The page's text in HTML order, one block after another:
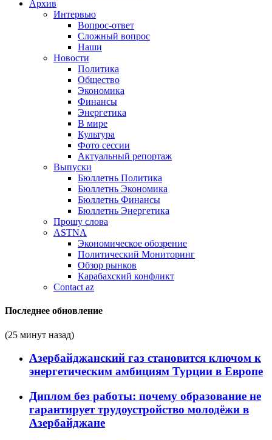
Архив
Интервью
Вопрос-ответ
Сложный вопрос
Наши
Новости
Политика
Общество
Экономика
Финансы
Энергетика
В мире
Культура
Фото сессии
Актуальный репортаж
Выпуски
Бюллетнь Политика
Бюллетнь Экономика
Бюллетнь Финансы
Бюллетнь Энергетика
Прошу слова
ASTNA
Экономическое обозрение
Политический Мониторинг
Обзор рынков
Карабахский конфликт
Contact az
Последнее обновление
(25 минут назад)
Азербайджанский газ становится ключом к
энергетическим амбициям Турции в Европе
Диплом без работы: почему образование не
гарантирует трудоустройство молодёжи в
Азербайджане